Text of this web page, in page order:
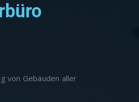
von Gebäuden aller